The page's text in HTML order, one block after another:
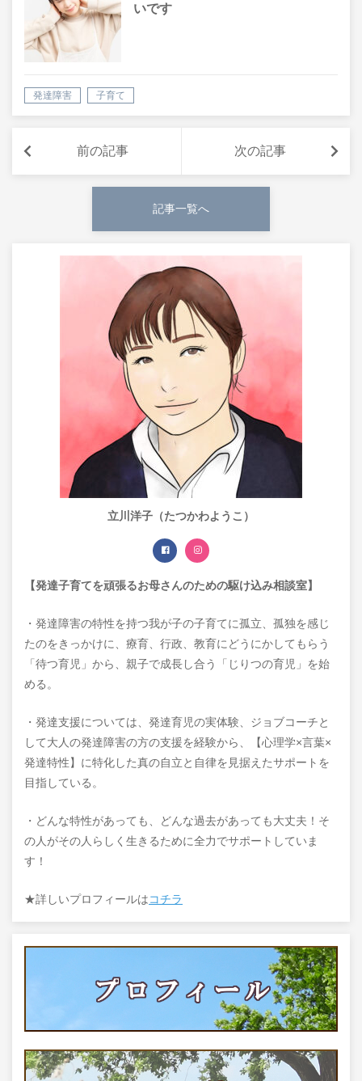
いです
発達障害 子育て
前の記事 次の記事
記事一覧へ
立川洋子（たつかわようこ）
【発達子育てを頑張るお母さんのための駆け込み相談室】
・発達障害の特性を持つ我が子の子育てに孤立、孤独を感じ
たのをきっかけに、療育、行政、教育にどうにかしてもらう
「待つ育児」から、親子で成長し合う「じりつの育児」を始
める。
・発達支援については、発達育児の実体験、ジョブコーチと
して大人の発達障害の方の支援を経験から、【心理学×言葉×
発達特性】に特化した真の自立と自律を見据えたサポートを
目指している。
・どんな特性があっても、どんな過去があっても大丈夫！そ
の人がその人らしく生きるために全力でサポートしていま
す！
★詳しいプロフィールはコチラ